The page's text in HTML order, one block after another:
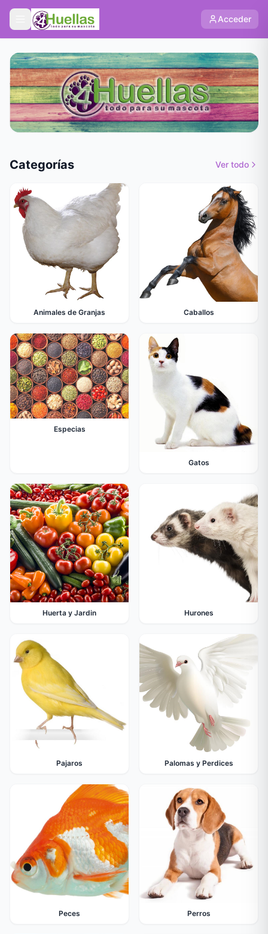
Acceder
Categorías Ver todo
Animales de Granjas Caballos
Especias
Gatos
Huerta y Jardin Hurones
Pajaros Palomas y Perdices
Peces Perros